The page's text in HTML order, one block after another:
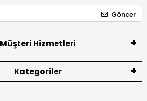
Gönder
Müşteri Hizmetleri
Kategoriler